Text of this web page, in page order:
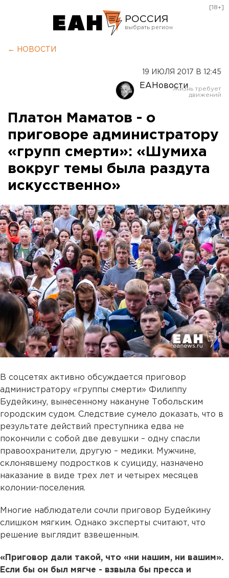
РОССИЯ
Оренбург
[18+]
← НОВОСТИ
19 ИЮЛЯ 2017 В 12:45
ЕАНовости
Платон Маматов - о
приговоре администратору
«групп смерти»: «Шумиха
вокруг темы была раздута
искусственно»
В соцсетях активно обсуждается приговор
администратору «группы смерти» Филиппу
Будейкину, вынесенному накануне Тобольским
городским судом. Следствие сумело доказать, что в
результате действий преступника едва не
покончили с собой две девушки – одну спасли
правоохранители, другую – медики. Мужчине,
склонявшему подростков к суициду, назначено
наказание в виде трех лет и четырех месяцев
колонии-поселения.
Многие наблюдатели сочли приговор Будейкину
слишком мягким. Однако эксперты считают, что
решение выглядит взвешенным.
«Приговор дали такой, что «ни нашим, ни вашим».
Если бы он был мягче - взвыла бы пресса и